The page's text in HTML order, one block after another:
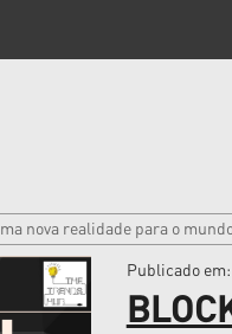
nova realidade para o
Publicado em